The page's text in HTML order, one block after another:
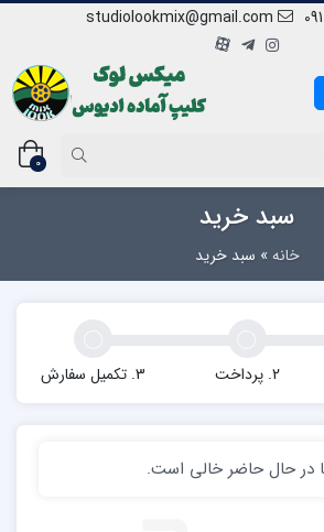
studiolookmix@gmail.com
0
سبد خرید
خانه» سبد خرید
2. پرداخت 3. تکمیل سفارش
در حال حاضر خالی است.